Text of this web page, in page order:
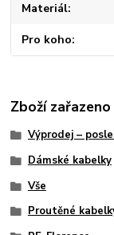
Materiál
Pro koho
Zboží
Výprodej –
Dámské kabelky
Vše
Proutěné